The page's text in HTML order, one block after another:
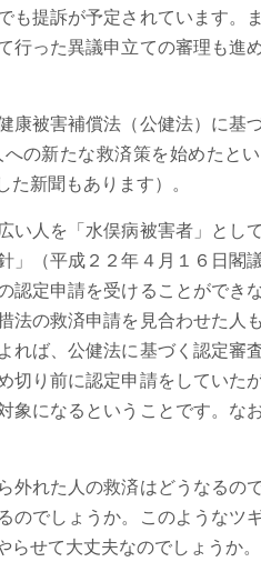
も提訴が予定されています。
行った異議申立ての審理も進
被害補償法（公健法）に基
の新たな救済策を始めたと
た新聞もあります）。
人を「水俣病被害者」とし
」（平成２２年４月１６日閣
認定申請を受けることができ
法の救済申請を見合わせた人
れば、公健法に基づく認定審
切り前に認定申請をしていた
象になるということです。な
れた人の救済はどうなるの
のでしょうか。このようなツ
せて大丈夫なのでしょうか。